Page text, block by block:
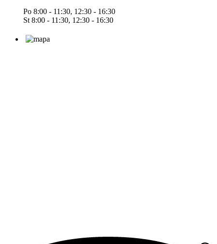
Po 8:00 - 11:30, 12:30 - 16:30
St 8:00 - 11:30, 12:30 - 16:30